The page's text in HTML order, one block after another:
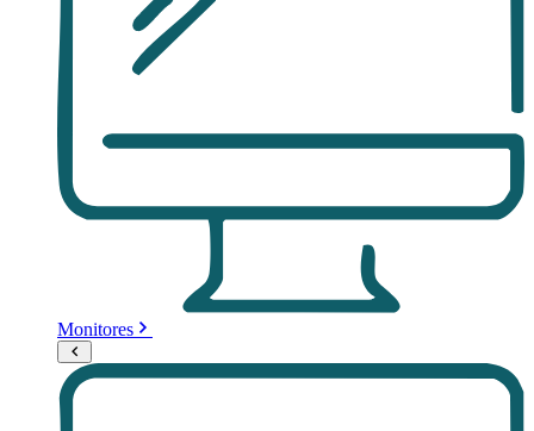
Monitores